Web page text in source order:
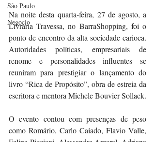
São Paulo
Negocio
Na noite desta quarta-feira, 27 de agosto, a
Livraria Travessa, no BarraShopping, foi o
ponto de encontro da alta sociedade carioca.
Autoridades políticas, empresariais de
renome e personalidades influentes se
reuniram para prestigiar o lançamento do
livro “Rica de Propósito”, obra de estreia da
escritora e mentora Michele Bouvier Sollack.
O evento contou com presenças de peso
como Romário, Carlo Caiado, Flavio Valle,